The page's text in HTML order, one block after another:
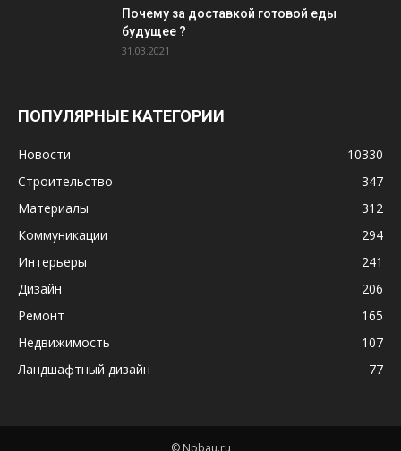
Почему за доставкой готовой еды
будущее ?
31.03.2021
ПОПУЛЯРНЫЕ КАТЕГОРИИ
Новости
10330
Строительство
347
Материалы
312
Коммуникации
294
Интерьеры
241
Дизайн
206
Ремонт
165
Недвижимость
107
Ландшафтный дизайн
77
© Npbau.ru